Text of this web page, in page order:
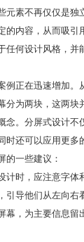
元素不再仅仅是独
的内容，从而吸引
任何设计风格，并
例正在迅速增加。
分为两块，这两块
念。分屏式设计不
时还可以应用更多
的一些建议：
计时，应注意字体
引导他们从左向右
幕，为主要信息留